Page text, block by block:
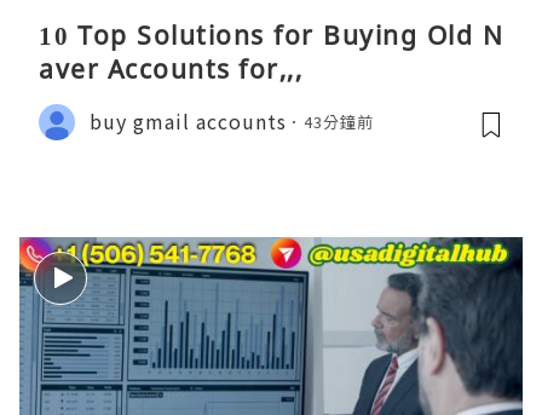
10 Top Solutions for Buying Old N
aver Accounts for,,,
buy gmail accounts 43分鐘前